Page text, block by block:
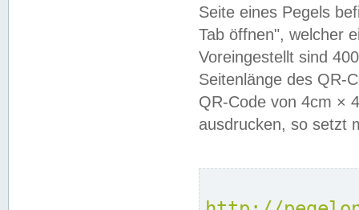
Seite eines Pegels
Tab öffnen", welcher
Voreingestellt sind
Seitenlänge des QR-
QR-Code von 4cm ×
ausdrucken, so setzt